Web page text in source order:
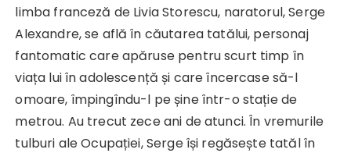
limba franceză de Livia Storescu, naratorul, Serge
Alexandre, se află în căutarea tatălui, personaj
fantomatic care apăruse pentru scurt timp în
viața lui în adolescență și care încercase să-l
omoare, împingîndu-l pe șine într-o stație de
metrou. Au trecut zece ani de atunci. În vremurile
tulburi ale Ocupației, Serge își regăsește tatăl în